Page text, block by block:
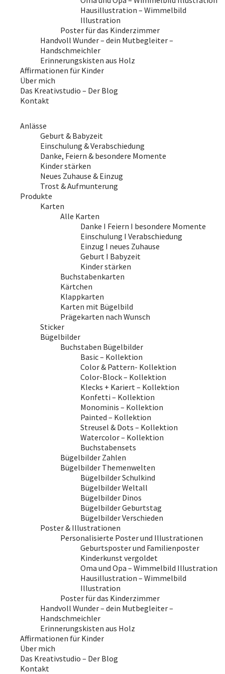
Hausillustration – Wimmelbild
Illustration
Poster für das Kinderzimmer
Handvoll Wunder – dein Mutbegleiter –
Handschmeichler
Erinnerungskisten aus Holz
Affirmationen für Kinder
Über mich
Das Kreativstudio – Der Blog
Kontakt
Anlässe
Geburt & Babyzeit
Einschulung & Verabschiedung
Danke, Feiern & besondere Momente
Kinder stärken
Neues Zuhause & Einzug
Trost & Aufmunterung
Produkte
Karten
Alle Karten
Danke I Feiern I besondere Momente
Einschulung I Verabschiedung
Einzug I neues Zuhause
Geburt I Babyzeit
Kinder stärken
Buchstabenkarten
Kärtchen
Klappkarten
Karten mit Bügelbild
Prägekarten nach Wunsch
Sticker
Bügelbilder
Buchstaben Bügelbilder
Basic – Kollektion
Color & Pattern- Kollektion
Color-Block – Kollektion
Klecks + Kariert – Kollektion
Konfetti – Kollektion
Monominis – Kollektion
Painted – Kollektion
Streusel & Dots – Kollektion
Watercolor – Kollektion
Buchstabensets
Bügelbilder Zahlen
Bügelbilder Themenwelten
Bügelbilder Schulkind
Bügelbilder Weltall
Bügelbilder Dinos
Bügelbilder Geburtstag
Bügelbilder Verschieden
Poster & Illustrationen
Personalisierte Poster und Illustrationen
Geburtsposter und Familienposter
Kinderkunst vergoldet
Oma und Opa – Wimmelbild Illustration
Hausillustration – Wimmelbild
Illustration
Poster für das Kinderzimmer
Handvoll Wunder – dein Mutbegleiter –
Handschmeichler
Erinnerungskisten aus Holz
Affirmationen für Kinder
Über mich
Das Kreativstudio – Der Blog
Kontakt